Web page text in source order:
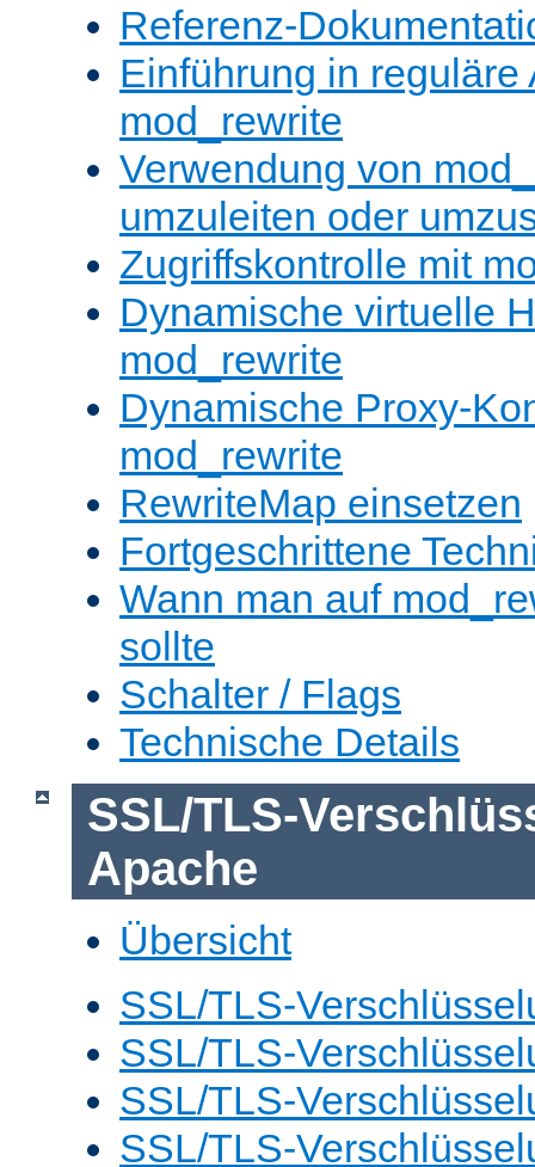
Referenz-
Einführung in reguläre
mod_rewrite
Verwendung von
umzuleiten oder
Zugriffskontrolle mit
Dynamische virtuelle
mod_rewrite
Dynamische Proxy-
mod_rewrite
RewriteMap einsetzen
Fortgeschrittene
Wann man auf
sollte
Schalter / Flags
Technische Details
SSL/TLS-
Apache
Übersicht
SSL/TLS-
SSL/TLS-
SSL/TLS-
SSL/TLS-